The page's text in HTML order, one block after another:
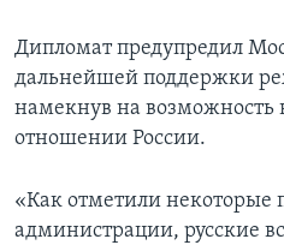
Дипломат предупредил
дальнейшей поддержки
намекнув на возможность
отношении России.
«Как отметили некоторые
администрации, русские